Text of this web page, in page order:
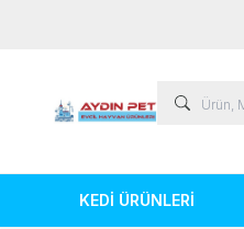
KEDİ ÜRÜNLERİ